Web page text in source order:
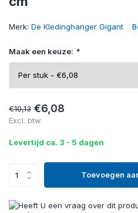
Merk: De Kledinghanger Gigant
Maak een keuze: *
€10,13 €6,08
Excl. btw
Levertijd ca. 3 - 5 dagen
Toevoegen